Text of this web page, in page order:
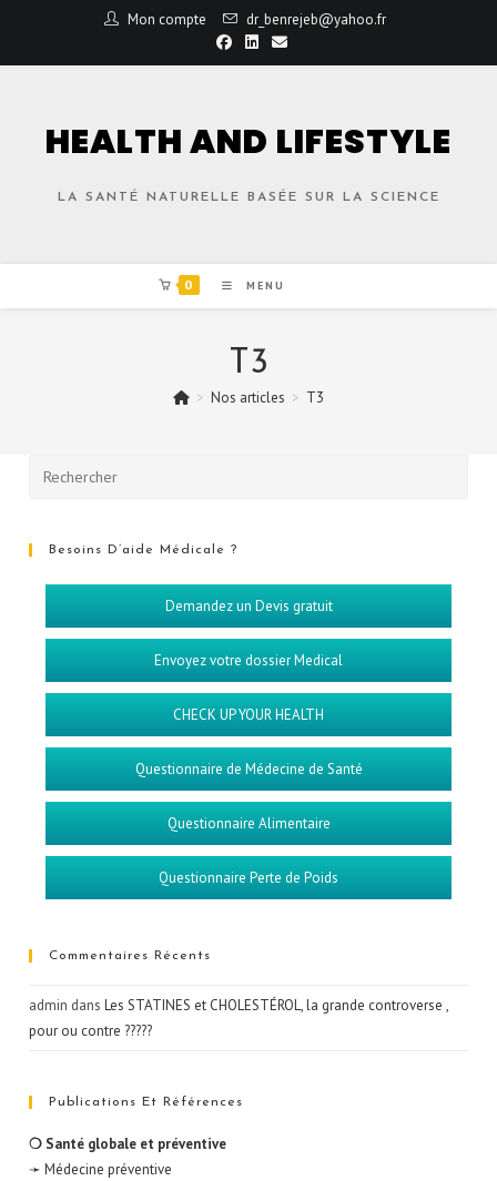
Mon compte dr_benrejeb@yahoo.fr
HEALTH AND LIFESTYLE
LA SANTÉ NATURELLE BASÉE SUR LA SCIENCE
0 MENU
T3
> Nos articles > T3
Besoins D’aide Médicale ?
Demandez un Devis gratuit
Envoyez votre dossier Medical
CHECK UP YOUR HEALTH
Questionnaire de Médecine de Santé
Questionnaire Alimentaire
Questionnaire Perte de Poids
Commentaires Récents
admin dansLes STATINES et CHOLESTÉROL, la grande controverse ,
pour ou contre ?????
Publications Et Références
❍ Santé globale et préventive
➛ Médecine préventive